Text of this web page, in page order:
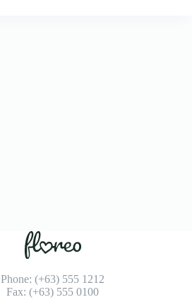
Phone: (+63) 555 1212
Fax: (+63) 555 0100